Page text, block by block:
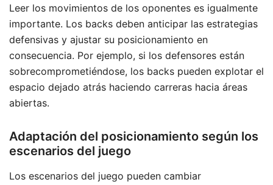
Leer los movimientos de los oponentes es igualmente
importante. Los backs deben anticipar las estrategias
defensivas y ajustar su posicionamiento en
consecuencia. Por ejemplo, si los defensores están
sobrecomprometiéndose, los backs pueden explotar el
espacio dejado atrás haciendo carreras hacia áreas
abiertas.
Adaptación del posicionamiento según los
escenarios del juego
Los escenarios del juego pueden cambiar